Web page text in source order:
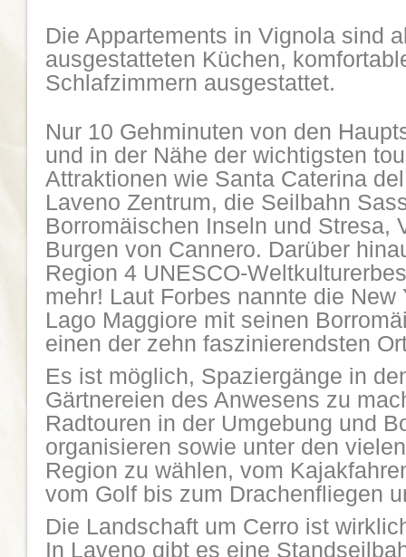
Die Appartements in Vignola sind
ausgestatteten Küchen,
Schlafzimmern ausgestattet.
Nur 10 Gehminuten von den
und in der Nähe der wichtigsten
Attraktionen wie Santa Caterina
Laveno Zentrum, die Seilbahn
Borromäischen Inseln und Stresa,
Burgen von Cannero. Darüber
Region 4 UNESCO-
mehr! Laut Forbes nannte die New
Lago Maggiore mit seinen
einen der zehn faszinierendsten
Es ist möglich, Spaziergänge in
Gärtnereien des Anwesens zu
Radtouren in der Umgebung und
organisieren sowie unter den
Region zu wählen, vom
vom Golf bis zum Drachenfliegen
Die Landschaft um Cerro ist
In Laveno gibt es eine